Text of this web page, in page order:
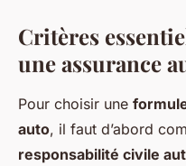
Critères
une assurance
Pour choisir une
auto, il faut d’abord
responsabilité civile